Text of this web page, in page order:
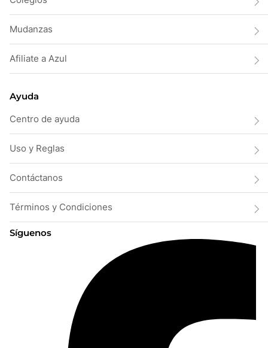
Mudanzas
Afiliate a Azul
Ayuda
Centro de ayuda
Uso y Reglas
Contáctanos
Términos y Condiciones
Síguenos